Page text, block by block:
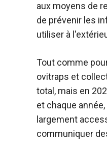
aux moyens de
de prévenir les
utiliser à
Tout comme
ovitraps et
total, mais en
et chaque
largement
communiquer